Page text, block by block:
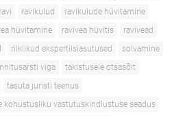
ravi ravikulud
ravikulude hüvitamine
hüvitamine ravivea hüvitis
ravivead
riiklikud ekspertiisiasutused
solvamine
viga
takistusele otsasõit
tasuta juristi teenus
kohustusliku vastutuskindlustuse seadus